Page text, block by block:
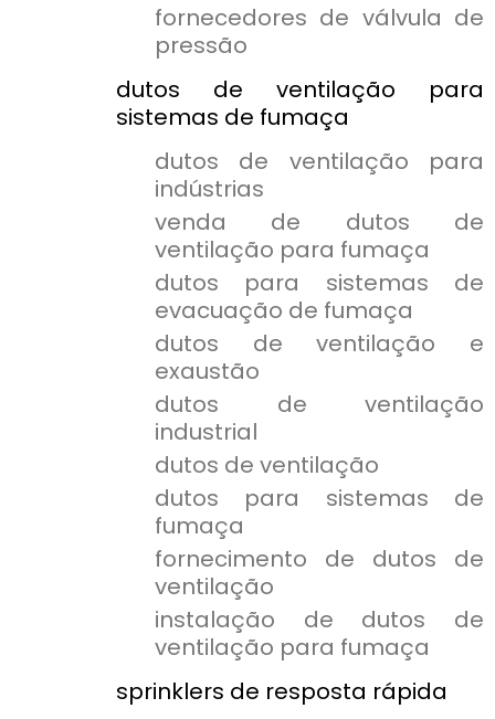
fornecedores de válvula de
pressão
dutos de ventilação para
sistemas de fumaça
dutos de ventilação para
indústrias
venda de dutos de
ventilação para fumaça
dutos para sistemas de
evacuação de fumaça
dutos de ventilação e
exaustão
dutos de ventilação
industrial
dutos de ventilação
dutos para sistemas de
fumaça
fornecimento de dutos de
ventilação
instalação de dutos de
ventilação para fumaça
sprinklers de resposta rápida